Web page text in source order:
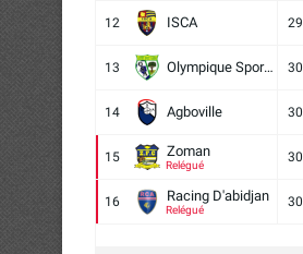
12 ISCA 29
13 Olympique Sport d'Abobo FC 30
14 Agboville 30
15 Zoman
Relégué
30
16 Racing D'abidjan
Relégué
30